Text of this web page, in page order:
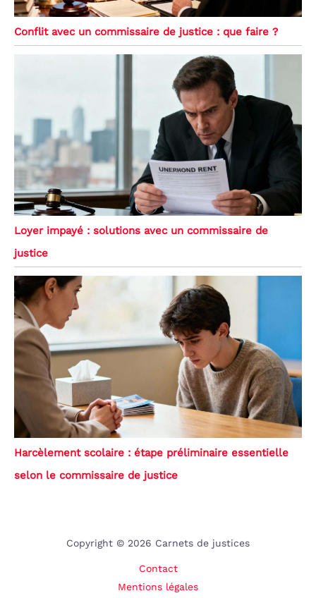
Conflit avec un commissaire de justice : que faire ?
Loyer impayé : solutions avec un commissaire de
justice
Harcèlement scolaire : étape préliminaire essentielle
selon le commissaire de justice
Copyright © 2026 Carnets de justices
Contact
Mentions légales